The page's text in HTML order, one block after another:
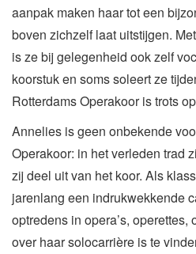
aanpak maken haar tot een
boven zichzelf laat uitstijgen.
is ze bij gelegenheid ook zelf
koorstuk en soms soleert ze
Rotterdams Operakoor is trots
Annelies is geen onbekende
Operakoor: in het verleden trad
zij deel uit van het koor. Als
jarenlang een indrukwekkende
optredens in opera’s, operettes,
over haar solocarrière is te